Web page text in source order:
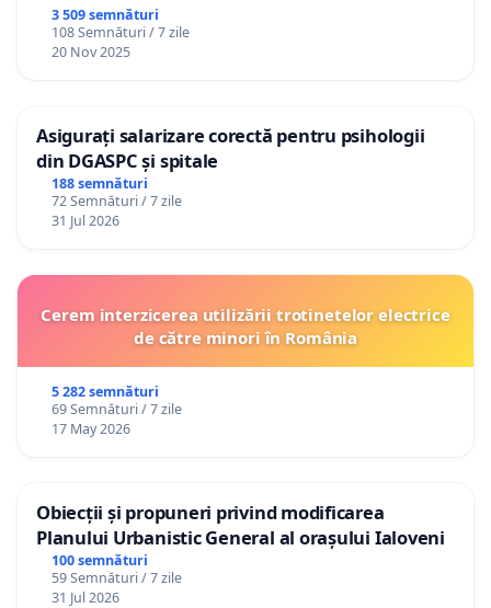
Paula Vidican – Dumbravita, str Strada Etolia
3 509 semnături
108 Semnături / 7 zile
20 Nov 2025
Asigurați salarizare corectă pentru psihologii
din DGASPC și spitale
188 semnături
72 Semnături / 7 zile
31 Jul 2026
Cerem interzicerea utilizării trotinetelor electrice
de către minori în România
5 282 semnături
69 Semnături / 7 zile
17 May 2026
Obiecții și propuneri privind modificarea
Planului Urbanistic General al orașului Ialoveni
100 semnături
59 Semnături / 7 zile
31 Jul 2026